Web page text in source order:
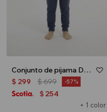
Conjunto de pijama Dream Maker - Azul marino
+ 1 color
$ 299 $699 57
$ 254